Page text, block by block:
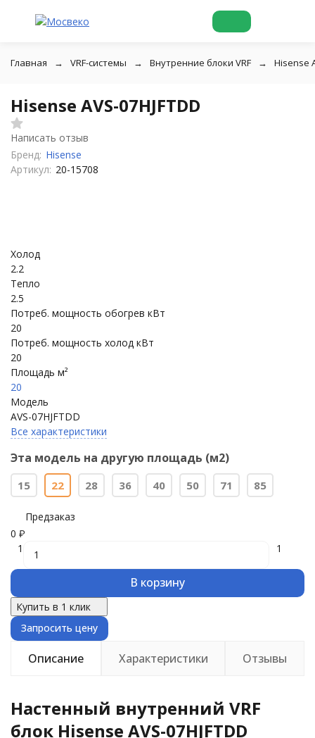
Главная VRF-системы Внутренние блоки VRF Hisense
Hisense AVS-07HJFTDD
Написать отзыв
Бренд: Hisense
Артикул: 20-15708
Холод
2.2
Тепло
2.5
Потреб. мощность обогрев кВт
20
Потреб. мощность холод кВт
20
Площадь м²
20
Модель
AVS-07HJFTDD
Все характеристики
Эта модель на другую площадь (м2)
15 22 28 36 40 50 71 85
Предзаказ
0 ₽
1
1
В корзину
Купить в 1 клик
Запросить цену
Описание Характеристики Отзывы
Настенный внутренний VRF
блок Hisense AVS-07HJFTDD